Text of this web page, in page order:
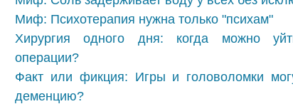
Миф: Психотерапия нужна только "психам"
Хирургия одного дня: когда можно
операции?
Факт или фикция: Игры и головоломки
деменцию?